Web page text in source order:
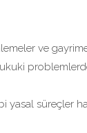
ve
yasal süreçler